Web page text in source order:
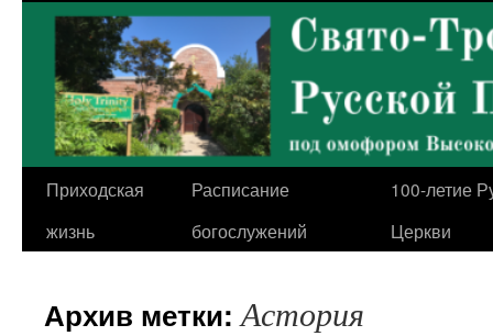
содержимому
Приходская
жизнь
Расписание
богослужений
100-летие
Церкви
Архив метки:Астория